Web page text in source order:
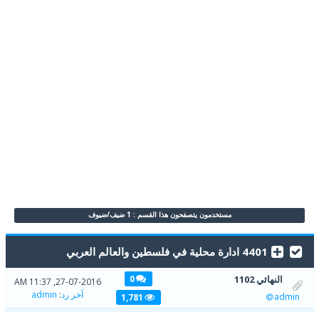
مستخدمون يتصفحون هذا القسم : 1 ضيف/ضيوف
4401 ادارة محلية في فلسطين والعالم العربي
النهائي 1102
admin
0
1,781
27-07-2016, 11:37 AM
آخر رد:
admin